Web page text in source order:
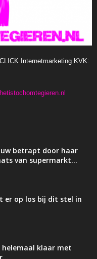
Internetmarketing KVK:
betrapt door haar
van supermarkt…
er op los bij dit stel in
klaar met